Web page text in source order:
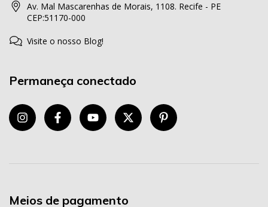
Av. Mal Mascarenhas de Morais, 1108. Recife - PE
CEP:51170-000
Visite o nosso Blog!
Permaneça conectado
Meios de pagamento